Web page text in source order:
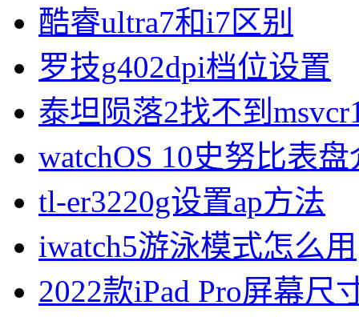
酷睿ultra7和i7区别
罗技g402dpi档位设置
泰坦陨落2找不到
watchOS 10史努比表
tl-er3220g设置ap方法
iwatch5游泳模式怎么用
2022款iPad Pro屏幕尺